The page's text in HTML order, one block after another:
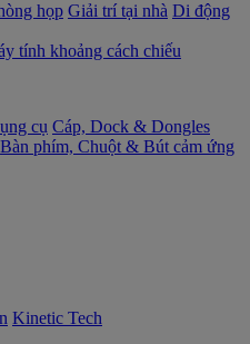
họp Giải trí tại nhà Di động
tính khoảng cách chiếu
cụ Cáp, Dock & Dongles
Bàn phím, Chuột & Bút cảm ứng
Kinetic Tech